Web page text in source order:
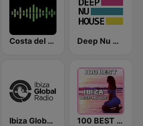
Costa del Mar Zen Deep Nu House Radio by SO&SO
Ibiza Global Radio 100 BEST Ibiza Deep House